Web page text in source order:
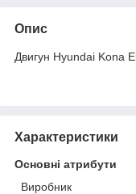
Опис
Двигун Hyundai Kona
Характеристики
Основні атрибути
Виробник